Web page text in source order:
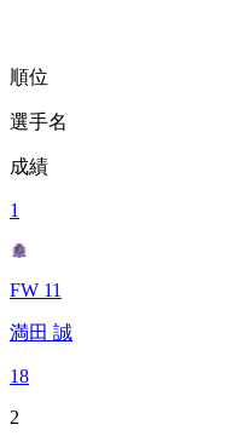
順位
選手名
成績
1
FW 11
満田 誠
18
2